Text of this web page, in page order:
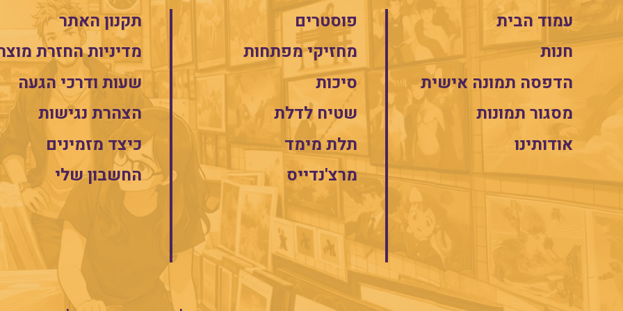
עמוד הבית
חנות
הדפסה תמונה אישית
מסגור תמונות
אודותינו
פוסטרים
מחזיקי מפתחות
סיכות
שטיח לדלת
תלת מימד
מרצ'נדייס
תקנון האתר
מדיניות החזרת
שעות ודרכי הגעה
הצהרת נגישות
כיצד מזמינים
החשבון שלי